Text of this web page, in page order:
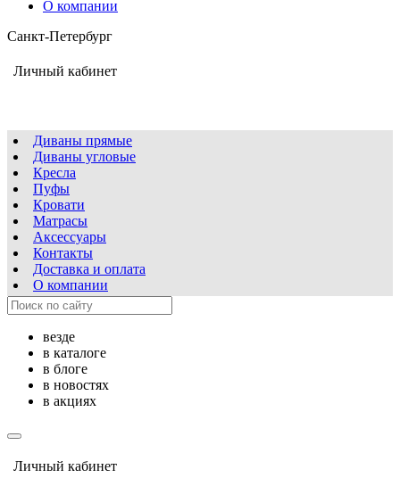
О компании
Санкт-Петербург
Личный кабинет
Диваны прямые
Диваны угловые
Кресла
Пуфы
Кровати
Матрасы
Аксессуары
Контакты
Доставка и оплата
О компании
везде
в каталоге
в блоге
в новостях
в акциях
Личный кабинет